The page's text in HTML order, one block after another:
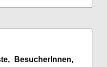
BesucherInnen,